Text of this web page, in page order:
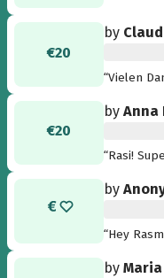
€20
by
“Vielen
€20
byAnna
“Rasi!
Bussi
by
“Hey
byMaria